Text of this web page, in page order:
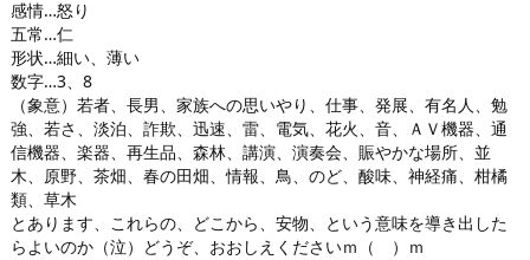
感情…怒り
五常…仁
形状…細い、薄い
数字…3、8
（象意）若者、長男、家族への思いやり、仕事、発展、有名人、勉
強、若さ、淡泊、詐欺、迅速、雷、電気、花火、音、ＡＶ機器、通
信機器、楽器、再生品、森林、講演、演奏会、賑やかな場所、並
木、原野、茶畑、春の田畑、情報、鳥、のど、酸味、神経痛、柑橘
類、草木
とあります、これらの、どこから、安物、という意味を導き出した
らよいのか（泣）どうぞ、おおしえくださいｍ（ ）ｍ